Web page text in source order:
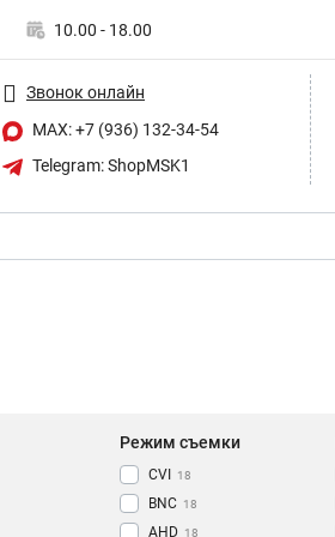
10.00 - 18.00
Звонок онлайн
MAX: +7 (936) 132-34-54
Telegram: ShopMSK1
Режим съемки
CVI 18
BNC 18
AHD 18